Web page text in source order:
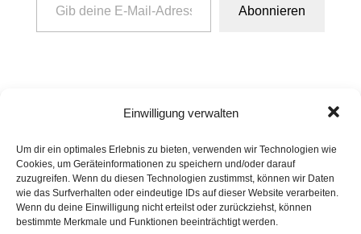
Einwilligung verwalten
Um dir ein optimales Erlebnis zu bieten, verwenden wir Technologien wie
Cookies, um Geräteinformationen zu speichern und/oder darauf
zuzugreifen. Wenn du diesen Technologien zustimmst, können wir Daten
wie das Surfverhalten oder eindeutige IDs auf dieser Website verarbeiten.
Wenn du deine Einwilligung nicht erteilst oder zurückziehst, können
bestimmte Merkmale und Funktionen beeinträchtigt werden.
Abonnieren
Kommentar verfassen